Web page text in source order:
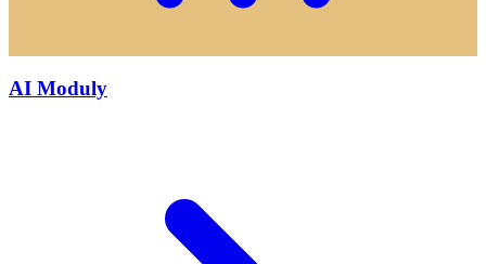
AI Moduly